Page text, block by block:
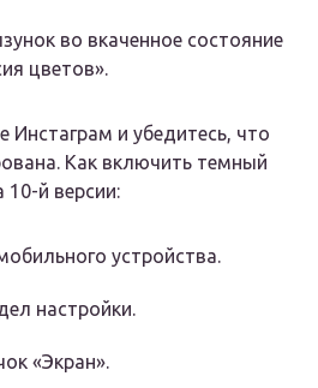
во вкаченное состояние
цветов».
Инстаграм и убедитесь, что
Как включить темный
й версии:
устройства.
настройки.
«Экран».